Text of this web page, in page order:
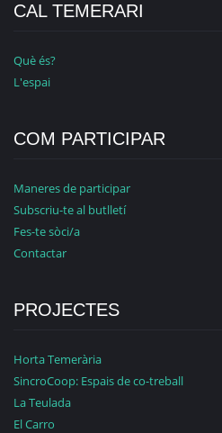
CAL TEMERARI
Què és?
L'espai
COM PARTICIPAR
Maneres de participar
Subscriu-te al butlletí
Fes-te sòci/a
Contactar
PROJECTES
Horta Temerària
SincroCoop: Espais de co-treball
La Teulada
El Carro